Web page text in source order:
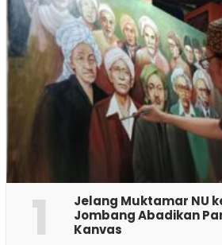
1
Jelang Muktamar NU
Jombang Abadikan
Kanvas